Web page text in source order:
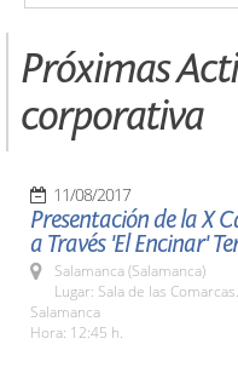
Próximas
corporativa
11/08/2017
Presentación de la X
a Través 'El Encinar'
Salamanca (Salamanca)
Lugar: Sala de las
Salamanca
Hora: 12:45 h.